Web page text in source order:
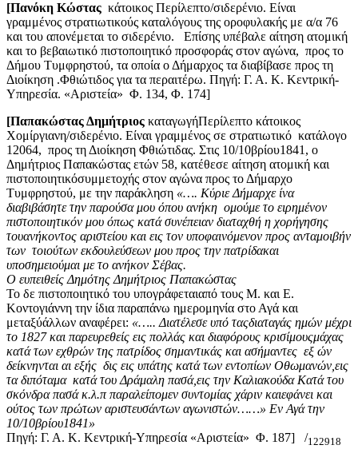
[Πανόκη Κώστας κάτοικος Περίλεπτο/σιδερένιο. Είναι
γραμμένος στρατιωτικούς καταλόγους της οροφυλακής με α/α 76
και του απονέμεται το σιδερένιο. Επίσης υπέβαλε αίτηση ατομική
και το βεβαιωτικό πιστοποιητικό προσφοράς στον αγώνα, προς το
Δήμου Τυμφρηστού, τα οποία ο Δήμαρχος τα διαβίβασε προς τη
Διοίκηση .Φθιώτιδος για τα περαιτέρω. Πηγή: Γ. Α. Κ. Κεντρική-
Υπηρεσία. «Αριστεία» Φ. 134, Φ. 174]
[Παπακώστας Δημήτριος καταγωγήΠερίλεπτο κάτοικος
Χομίργιανη/σιδερένιο. Είναι γραμμένος σε στρατιωτικό κατάλογο
12064, προς τη Διοίκηση Φθιώτιδας. Στις 10/10βρίου1841, ο
Δημήτριος Παπακώστας ετών 58, κατέθεσε αίτηση ατομική και
πιστοποιητικόσυμμετοχής στον αγώνα προς το Δήμαρχο
Τυμφρηστού, με την παράκληση «…. Κύριε Δήμαρχε ίνα
διαβιβάσητε την παρούσα μου όπου ανήκη ομούμε το ειρημένον
πιστοποιητικόν μου όπως κατά συνέπειαν διαταχθή η χορήγησης
τουανήκοντος αριστείου και εις τον υποφαινόμενον προς ανταμοιβήν
των τοιούτων εκδουλεύσεων μου προς την πατρίδακαι
υποσημειούμαι με το ανήκον Σέβας.
Ο ευπειθείς Δημότης Δημήτριος Παπακώστας
Το δε πιστοποιητικό του υπογράφεταιαπό τους Μ. και Ε.
Κοντογιάννη την ίδια παραπάνω ημερομηνία στο Αγά και
μεταξύάλλων αναφέρει: «….. Διατέλεσε υπό ταςδιαταγάς ημών μέχρι
το 1827 και παρευρεθείς εις πολλάς και διαφόρους κρισίμουςμάχας
κατά των εχθρών της πατρίδος σημαντικάς και ασήμαντες εξ ών
δείκνηνται αι εξής δις εις υπάτης κατά των εντοπίων Οθωμανών,εις
τα διπόταμα κατά του Δράμαλη πασά,εις την Καλιακούδα Κατά του
σκόνδρα πασά κ.λ.π παραλείπομεν συντομίας χάριν καιεφάνει και
ούτος των πρώτων αριστευσάντων αγωνιστών……» Εν Αγά την
10/10βρίου1841»
Πηγή: Γ. Α. Κ. Κεντρική-Υπηρεσία «Αριστεία» Φ. 187] /122918